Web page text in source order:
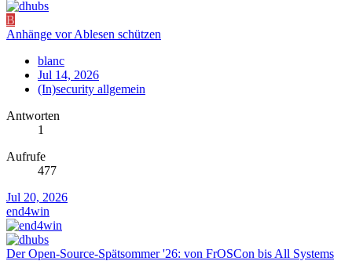
B
Anhänge vor Ablesen schützen
blanc
Jul 14, 2026
(In)security allgemein
Antworten
1
Aufrufe
477
Jul 20, 2026
end4win
Der Open-Source-Spätsommer '26: von FrOSCon bis All Systems